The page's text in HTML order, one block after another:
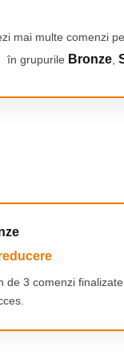
mai multe comenzi
în grupurile Bronze,
de 3 comenzi finalizate